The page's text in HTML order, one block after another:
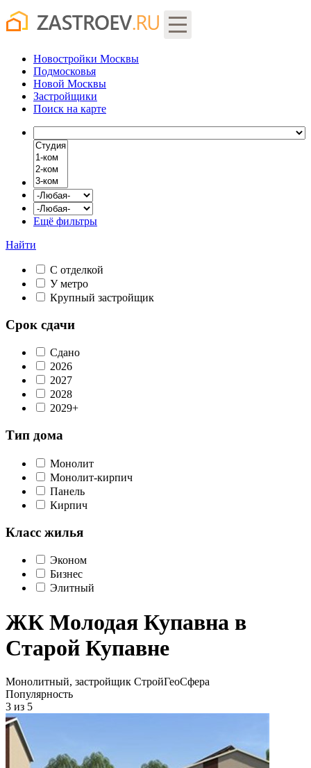
Новостройки Москвы
Подмосковья
Новой Москвы
Застройщики
Поиск на карте
Ещё фильтры
Найти
С отделкой
У метро
Крупный застройщик
Срок сдачи
Сдано
2026
2027
2028
2029+
Тип дома
Монолит
Монолит-кирпич
Панель
Кирпич
Класс жилья
Эконом
Бизнес
Элитный
ЖК Молодая Купавна в
Старой Купавне
Монолитный, застройщик СтройГеоСфера
Популярность
3 из 5